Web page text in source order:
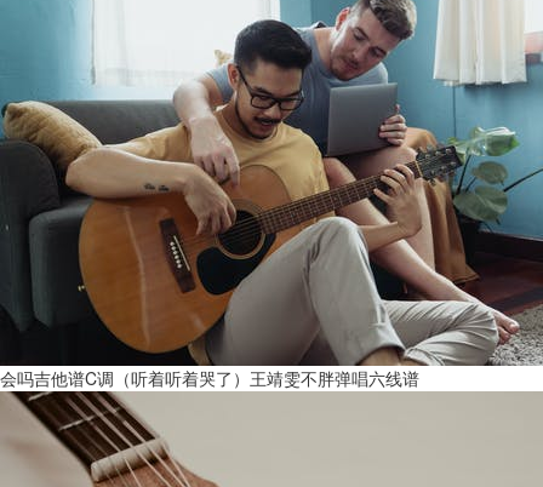
会吗吉他谱C调（听着听着哭了）王靖雯不胖弹唱六线谱